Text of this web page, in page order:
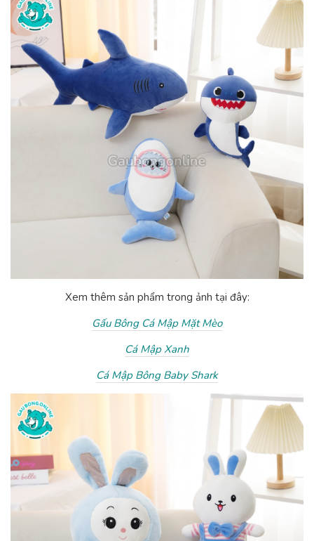
Xem thêm sản phẩm trong ảnh tại đây:
Gấu Bông Cá Mập Mặt Mèo
Cá Mập Xanh
Cá Mập Bông Baby Shark